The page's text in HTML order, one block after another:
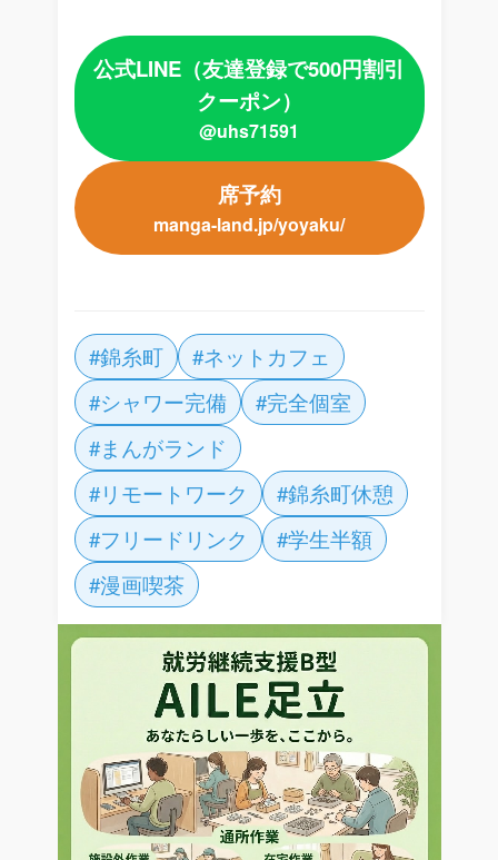
公式LINE（友達登録で500円割引
クーポン）
@uhs71591
席予約
manga-land.jp/yoyaku/
#錦糸町
#ネットカフェ
#シャワー完備
#完全個室
#まんがランド
#リモートワーク
#錦糸町休憩
#フリードリンク
#学生半額
#漫画喫茶